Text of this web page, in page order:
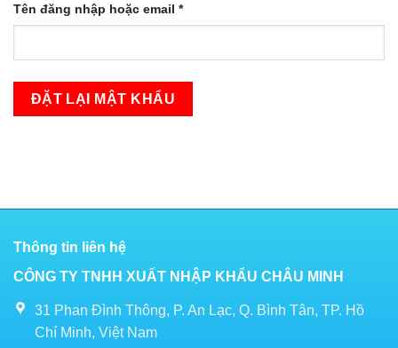
Tên đăng nhập hoặc email *Bắt
buộc
ĐẶT LẠI MẬT KHẨU
Thông tin liên hệ
CÔNG TY TNHH XUẤT NHẬP KHẨU CHÂU MINH
31 Phan Đình Thông, P. An Lạc, Q. Bình Tân, TP. Hồ
Chí Minh, Việt Nam